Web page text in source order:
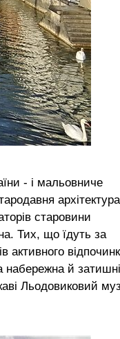
- і мальовниче
старовини
Тих, що їдуть за
активного
набережна й затишні
Льодовиковий